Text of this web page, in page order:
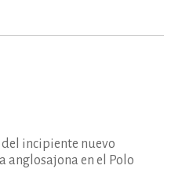
del incipiente nuevo
anglosajona en el Polo